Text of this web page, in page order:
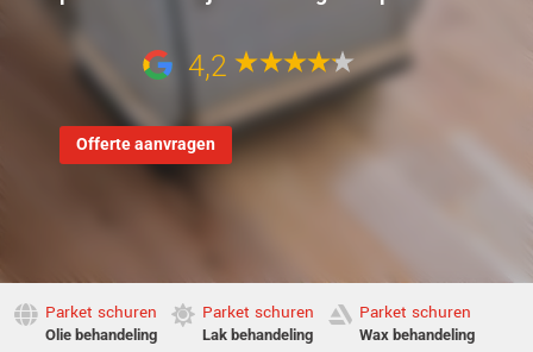
4,2
Offerte aanvragen
 Parket schuren
Olie behandeling
 Parket schuren
Lak behandeling
 Parket schuren
Wax behandeling